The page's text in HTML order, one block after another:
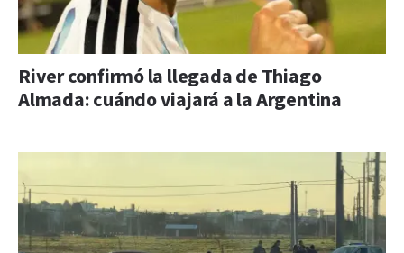
River confirmó la llegada de Thiago
Almada: cuándo viajará a la Argentina